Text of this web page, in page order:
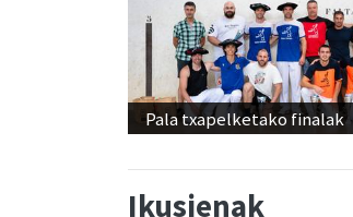
Pala txapelketako finalak
Ikusienak